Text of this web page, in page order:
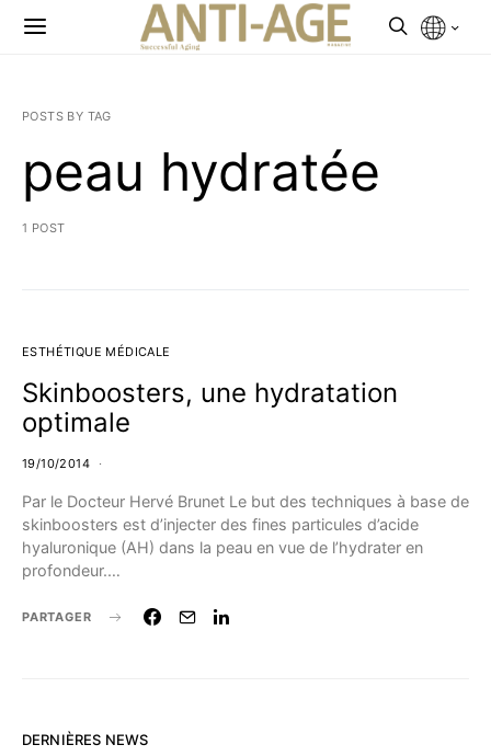
POSTS BY TAG
peau hydratée
1 POST
ESTHÉTIQUE MÉDICALE
Skinboosters, une hydratation
optimale
19/10/2014
Par le Docteur Hervé Brunet Le but des techniques à base de
skinboosters est d’injecter des fines particules d’acide
hyaluronique (AH) dans la peau en vue de l’hydrater en
profondeur.…
PARTAGER
DERNIÈRES NEWS